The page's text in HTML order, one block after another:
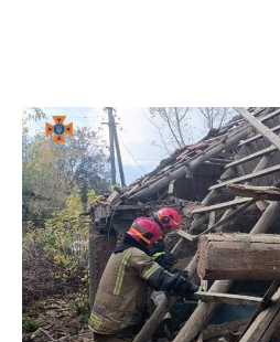
Подія сталася в Апостолово
Раніше ми повідомили про
вулиці Шевченка
дерево з проїжджої
щовнаслідок ДТП на
постраждали четверо
підлітків.